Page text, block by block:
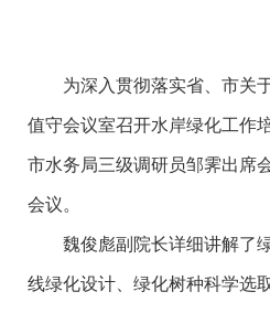
为深入贯彻落实省、市关于
值守会议室召开水岸绿化工作
市水务局三级调研员邹霁出席
会议。
魏俊彪副院长详细讲解了绿
线绿化设计、绿化树种科学选